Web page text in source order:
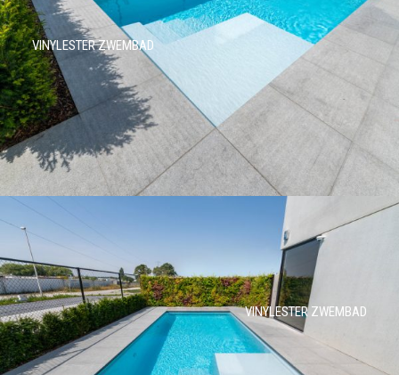
VINYLESTER ZWEMBAD
VINYLESTER ZWEMBAD